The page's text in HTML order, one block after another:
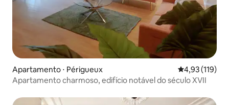
Apartamento ⋅ Périgueux 4,93 de uma
4,93 (119)
Apartamento charmoso, edifício notável do século XVII